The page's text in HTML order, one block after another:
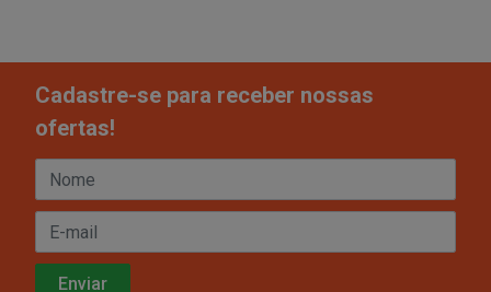
Cadastre-se para receber nossas
ofertas!